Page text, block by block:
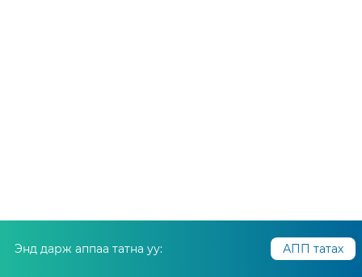
Энд дарж аппаа татна уу: АПП татах